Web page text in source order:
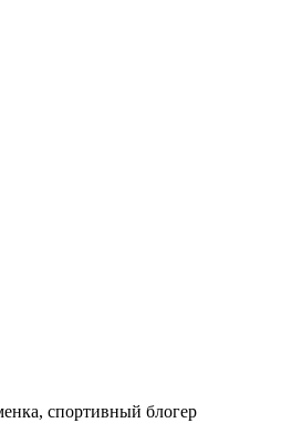
спортивный блогер